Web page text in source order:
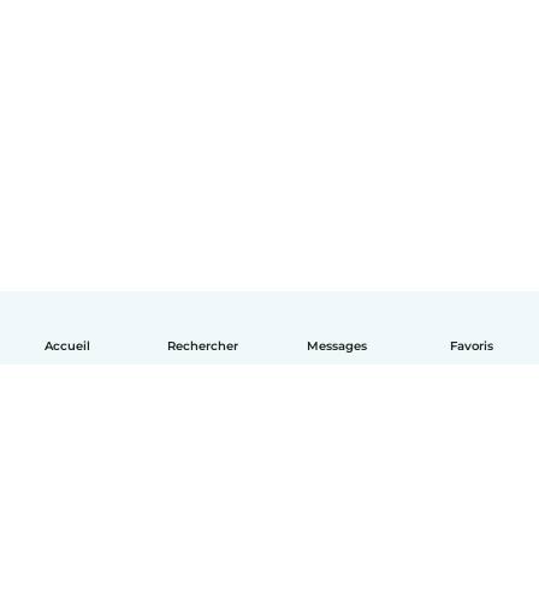
Accueil Rechercher Messages Favoris